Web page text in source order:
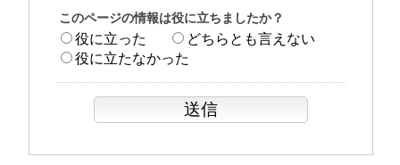
このページの情報は役に立ちましたか？
役に立った
どちらとも言えない
役に立たなかった